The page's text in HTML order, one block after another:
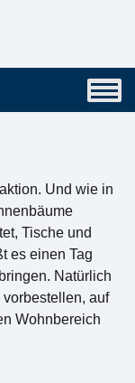
Und wie in
Tische und
es einen Tag
Natürlich
auf
Wohnbereich